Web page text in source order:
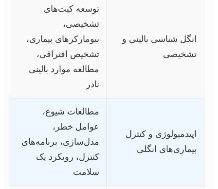
انگل شناسی بالینی و
تشخیصی
توسعه کیت‌های
تشخیصی،
بیومارکرهای بیماری،
تشخیص افتراقی،
مطالعه موارد بالینی
اپیدمیولوژی و کنترل
بیماری‌های انگلی
مطالعات شیوع،
عوامل خطر،
مدل‌سازی، برنامه‌های
کنترل، رویکرد یک
سلامت